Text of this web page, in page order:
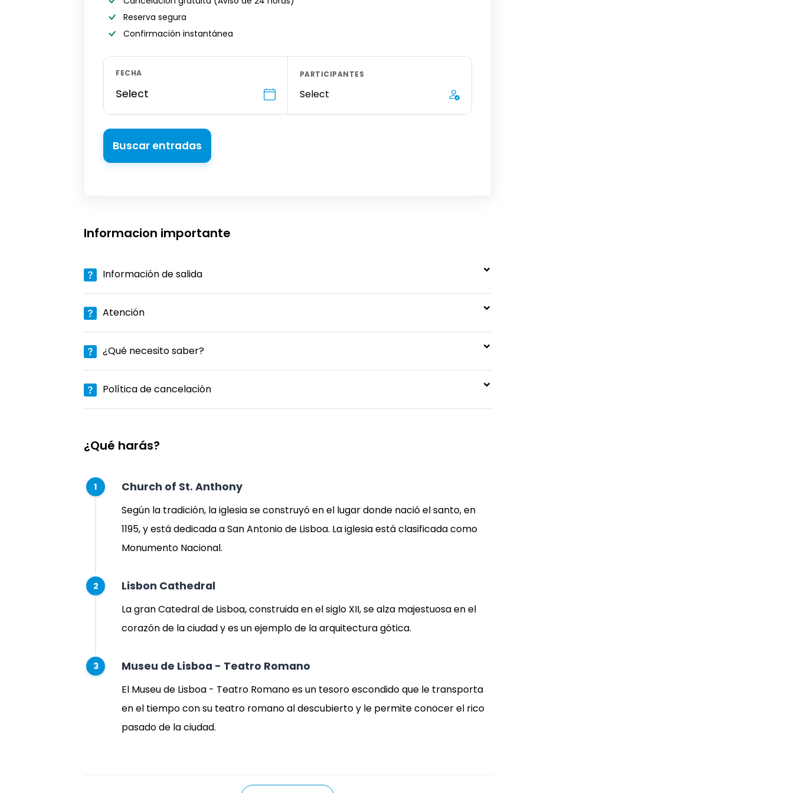
Reserva segura
Confirmación instantánea
FECHA
Select
PARTICIPANTES
Select
Buscar entradas
Informacion importante
Información de salida
Atención
¿Qué necesito saber?
Política de cancelación
¿Qué harás?
1 Church of St. Anthony
Según la tradición, la iglesia se construyó en el lugar donde nació el santo, en
1195, y está dedicada a San Antonio de Lisboa. La iglesia está clasificada como
Monumento Nacional.
2 Lisbon Cathedral
La gran Catedral de Lisboa, construida en el siglo XII, se alza majestuosa en el
corazón de la ciudad y es un ejemplo de la arquitectura gótica.
3 Museu de Lisboa - Teatro Romano
El Museu de Lisboa - Teatro Romano es un tesoro escondido que le transporta
en el tiempo con su teatro romano al descubierto y le permite conocer el rico
pasado de la ciudad.